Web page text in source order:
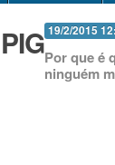
19/2/2015
Por que é
ninguém